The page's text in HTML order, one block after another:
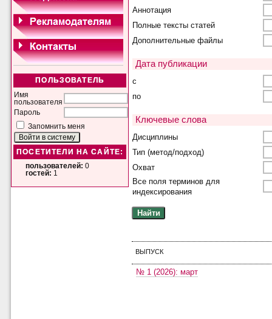
ПОЛЬЗОВАТЕЛЬ
Имя
пользователя
Пароль
Запомнить меня
ПОСЕТИТЕЛИ НА САЙТЕ:
пользователей: 0
гостей: 1
Аннотация
Полные тексты статей
Дополнительные файлы
Дата публикации
с
по
Ключевые слова
Дисциплины
Тип (метод/подход)
Охват
Все поля терминов для
индексирования
ВЫПУСК
№ 1 (2026): март